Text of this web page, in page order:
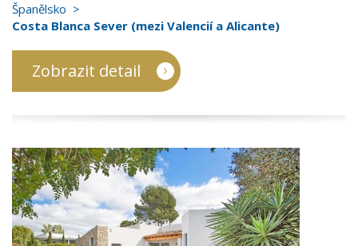
Španělsko
Costa Blanca Sever (mezi Valencií a Alicante)
Zobrazit detail